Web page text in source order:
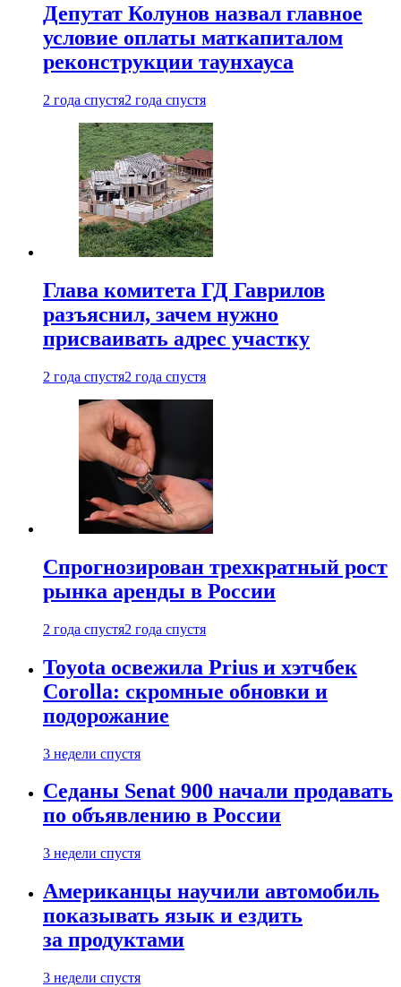
Депутат Колунов назвал главное
условие оплаты маткапиталом
реконструкции таунхауса
2 года спустя2 года спустя
Глава комитета ГД Гаврилов
разъяснил, зачем нужно
присваивать адрес участку
2 года спустя2 года спустя
Спрогнозирован трехкратный рост
рынка аренды в России
2 года спустя2 года спустя
Toyota освежила Prius и хэтчбек
Corolla: скромные обновки и
подорожание
3 недели спустя
Седаны Senat 900 начали продавать
по объявлению в России
3 недели спустя
Американцы научили автомобиль
показывать язык и ездить
за продуктами
3 недели спустя